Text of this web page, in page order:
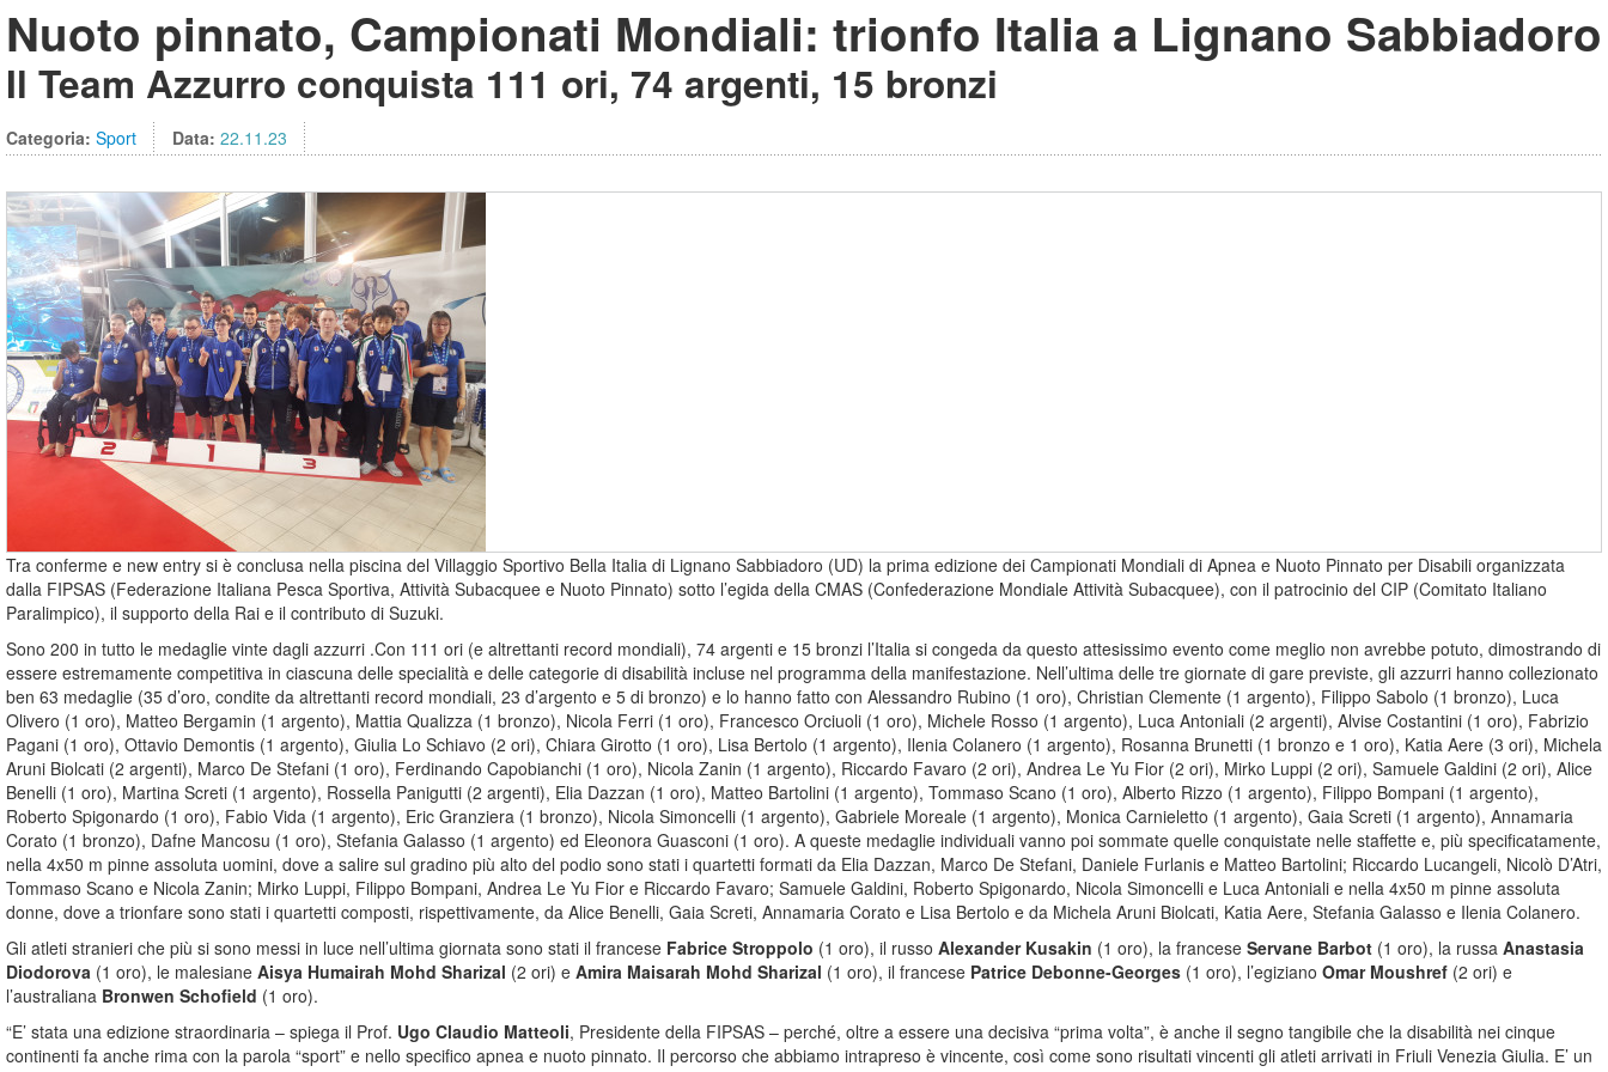
Nuoto pinnato, Campionati Mondiali: trionfo Italia a Lignano Sabbiadoro
Il Team Azzurro conquista 111 ori, 74 argenti, 15 bronzi
Categoria: Sport Data: 22.11.23
Tra conferme e new entry si è conclusa nella piscina del Villaggio Sportivo Bella Italia di Lignano Sabbiadoro (UD) la prima edizione dei Campionati Mondiali di Apnea e Nuoto Pinnato per Disabili organizzata
dalla FIPSAS (Federazione Italiana Pesca Sportiva, Attività Subacquee e Nuoto Pinnato) sotto l’egida della CMAS (Confederazione Mondiale Attività Subacquee), con il patrocinio del CIP (Comitato Italiano
Paralimpico), il supporto della Rai e il contributo di Suzuki.
Sono 200 in tutto le medaglie vinte dagli azzurri .Con 111 ori (e altrettanti record mondiali), 74 argenti e 15 bronzi l’Italia si congeda da questo attesissimo evento come meglio non avrebbe potuto, dimostrando di
essere estremamente competitiva in ciascuna delle specialità e delle categorie di disabilità incluse nel programma della manifestazione. Nell’ultima delle tre giornate di gare previste, gli azzurri hanno collezionato
ben 63 medaglie (35 d’oro, condite da altrettanti record mondiali, 23 d’argento e 5 di bronzo) e lo hanno fatto con Alessandro Rubino (1 oro), Christian Clemente (1 argento), Filippo Sabolo (1 bronzo), Luca
Olivero (1 oro), Matteo Bergamin (1 argento), Mattia Qualizza (1 bronzo), Nicola Ferri (1 oro), Francesco Orciuoli (1 oro), Michele Rosso (1 argento), Luca Antoniali (2 argenti), Alvise Costantini (1 oro), Fabrizio
Pagani (1 oro), Ottavio Demontis (1 argento), Giulia Lo Schiavo (2 ori), Chiara Girotto (1 oro), Lisa Bertolo (1 argento), Ilenia Colanero (1 argento), Rosanna Brunetti (1 bronzo e 1 oro), Katia Aere (3 ori), Michela
Aruni Biolcati (2 argenti), Marco De Stefani (1 oro), Ferdinando Capobianchi (1 oro), Nicola Zanin (1 argento), Riccardo Favaro (2 ori), Andrea Le Yu Fior (2 ori), Mirko Luppi (2 ori), Samuele Galdini (2 ori), Alice
Benelli (1 oro), Martina Screti (1 argento), Rossella Panigutti (2 argenti), Elia Dazzan (1 oro), Matteo Bartolini (1 argento), Tommaso Scano (1 oro), Alberto Rizzo (1 argento), Filippo Bompani (1 argento),
Roberto Spigonardo (1 oro), Fabio Vida (1 argento), Eric Granziera (1 bronzo), Nicola Simoncelli (1 argento), Gabriele Moreale (1 argento), Monica Carnieletto (1 argento), Gaia Screti (1 argento), Annamaria
Corato (1 bronzo), Dafne Mancosu (1 oro), Stefania Galasso (1 argento) ed Eleonora Guasconi (1 oro). A queste medaglie individuali vanno poi sommate quelle conquistate nelle staffette e, più specificatamente,
nella 4x50 m pinne assoluta uomini, dove a salire sul gradino più alto del podio sono stati i quartetti formati da Elia Dazzan, Marco De Stefani, Daniele Furlanis e Matteo Bartolini; Riccardo Lucangeli, Nicolò D’Atri,
Tommaso Scano e Nicola Zanin; Mirko Luppi, Filippo Bompani, Andrea Le Yu Fior e Riccardo Favaro; Samuele Galdini, Roberto Spigonardo, Nicola Simoncelli e Luca Antoniali e nella 4x50 m pinne assoluta
donne, dove a trionfare sono stati i quartetti composti, rispettivamente, da Alice Benelli, Gaia Screti, Annamaria Corato e Lisa Bertolo e da Michela Aruni Biolcati, Katia Aere, Stefania Galasso e Ilenia Colanero.
Gli atleti stranieri che più si sono messi in luce nell’ultima giornata sono stati il francese Fabrice Stroppolo (1 oro), il russo Alexander Kusakin (1 oro), la francese Servane Barbot (1 oro), la russa Anastasia
Diodorova (1 oro), le malesiane Aisya Humairah Mohd Sharizal (2 ori) e Amira Maisarah Mohd Sharizal (1 oro), il francese Patrice Debonne-Georges (1 oro), l’egiziano Omar Moushref (2 ori) e
l’australiana Bronwen Schofield (1 oro).
“E’ stata una edizione straordinaria – spiega il Prof. Ugo Claudio Matteoli, Presidente della FIPSAS – perché, oltre a essere una decisiva “prima volta”, è anche il segno tangibile che la disabilità nei cinque
continenti fa anche rima con la parola “sport” e nello specifico apnea e nuoto pinnato. Il percorso che abbiamo intrapreso è vincente, così come sono risultati vincenti gli atleti arrivati in Friuli Venezia Giulia. E’ un